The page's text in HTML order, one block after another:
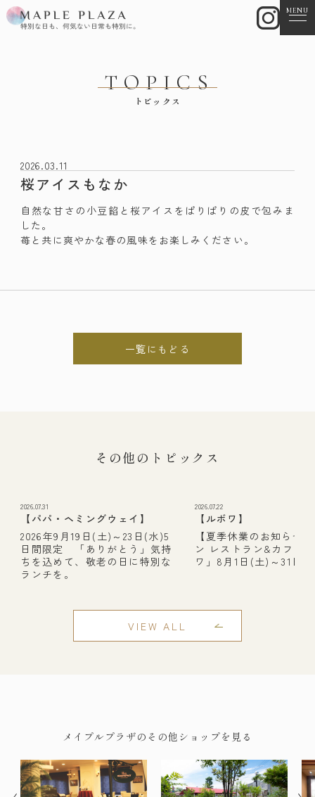
MENU
トピックス
TOPICS
桜アイスもなか
2026.03.11
自然な甘さの小豆餡と桜アイスをぱりぱりの皮で包みま
した。
苺と共に爽やかな春の風味をお楽しみください。
一覧にもどる
その他のトピックス
2026年9月19日(土)～23日(水)5
日間限定 「ありがとう」気持
ちを込めて、敬老の日に特別な
ランチを。
【パパ・ヘミングウェイ】
2026.07.31
【夏季休業のお知らせ
ン レストラン&カフェ
ワ」8月1日(土)～31日(
【ルボワ】
2026.07.22
VIEW ALL
メイプルプラザのその他ショップを見る